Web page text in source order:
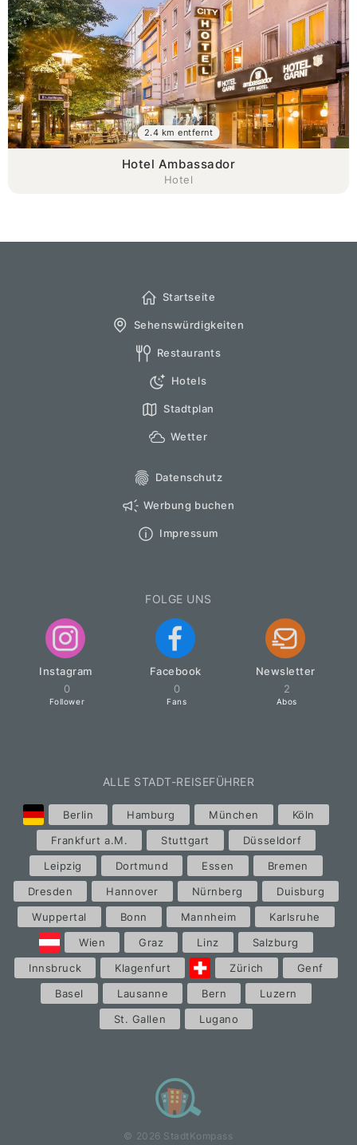
Hotel Ambassador
Hotel
2.4 km entfernt
Startseite
Sehenswürdigkeiten
Restaurants
Hotels
Stadtplan
Wetter
Datenschutz
Werbung buchen
Impressum
FOLGE UNS
Instagram
0
Follower
Facebook
0
Fans
Newsletter
2
Abos
ALLE STADT-REISEFÜHRER
Berlin Hamburg München
Köln
Frankfurt a.M.
Stuttgart
Düsseldorf
Leipzig
Dortmund Essen
Bremen
Dresden
Hannover Nürnberg
Duisburg
Wuppertal
Bonn Mannheim
Karlsruhe
Wien
Graz Linz
Salzburg
Innsbruck
Klagenfurt Zürich
Genf
Basel
Lausanne Bern
Luzern
St. Gallen
Lugano
© 2026 StadtKompass